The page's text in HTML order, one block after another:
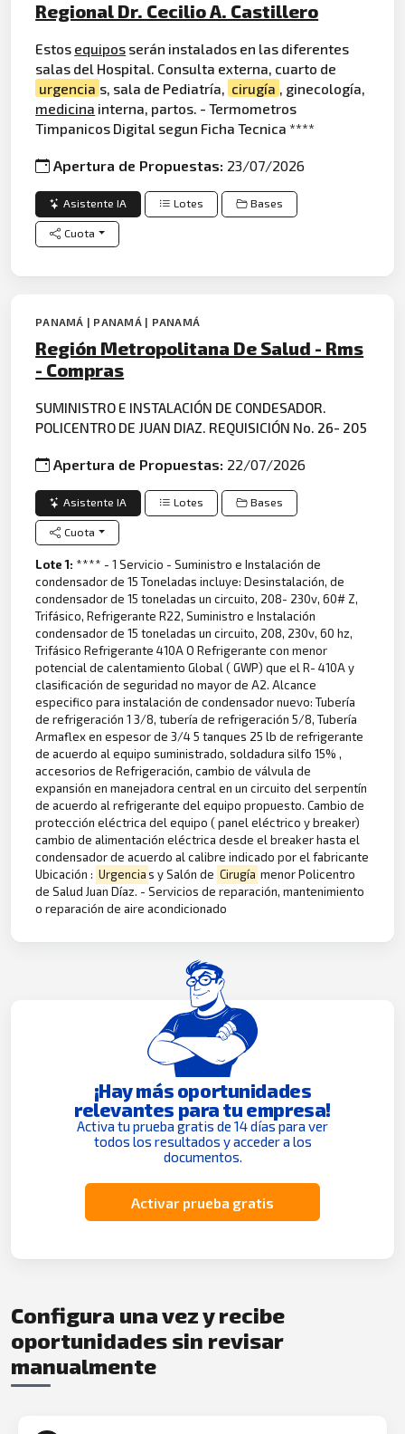
Regional Dr. Cecilio A. Castillero
Estos equipos serán instalados en las diferentes
salas del Hospital. Consulta externa, cuarto de
urgencia s, sala de Pediatría, cirugía
, ginecología,
medicina interna, partos. - Termometros
Timpanicos Digital segun Ficha Tecnica ****
Apertura de Propuestas: 23/07/2026
Asistente IA Lotes Bases
Cuota
PANAMÁ | PANAMÁ | PANAMÁ
Región Metropolitana De Salud - Rms
- Compras
SUMINISTRO E INSTALACIÓN DE CONDESADOR.
POLICENTRO DE JUAN DIAZ. REQUISICIÓN No. 26- 205
Apertura de Propuestas: 22/07/2026
Asistente IA Lotes Bases
Cuota
Lote 1: **** - 1 Servicio - Suministro e Instalación de
condensador de 15 Toneladas incluye: Desinstalación, de
condensador de 15 toneladas un circuito, 208- 230v, 60# Z,
Trifásico, Refrigerante R22, Suministro e Instalación
condensador de 15 toneladas un circuito, 208, 230v, 60 hz,
Trifásico Refrigerante 410A O Refrigerante con menor
potencial de calentamiento Global ( GWP) que el R- 410A y
clasificación de seguridad no mayor de A2. Alcance
especifico para instalación de condensador nuevo: Tubería
de refrigeración 1 3/8, tubería de refrigeración 5/8, Tubería
Armaflex en espesor de 3/4 5 tanques 25 lb de refrigerante
de acuerdo al equipo suministrado, soldadura silfo 15% ,
accesorios de Refrigeración, cambio de válvula de
expansión en manejadora central en un circuito del serpentín
de acuerdo al refrigerante del equipo propuesto. Cambio de
protección eléctrica del equipo ( panel eléctrico y breaker)
cambio de alimentación eléctrica desde el breaker hasta el
condensador de acuerdo al calibre indicado por el fabricante
Ubicación : Urgencias y Salón de Cirugía menor Policentro
de Salud Juan Díaz. - Servicios de reparación, mantenimiento
o reparación de aire acondicionado
¡Hay más oportunidades
relevantes para tu empresa!
Activa tu prueba gratis de 14 días para ver
todos los resultados y acceder a los
documentos.
Activar prueba gratis
Configura una vez y recibe
oportunidades sin revisar
manualmente